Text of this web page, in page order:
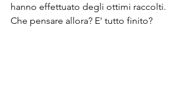
hanno effettuato degli ottimi raccolti.
Che pensare allora? E' tutto finito?